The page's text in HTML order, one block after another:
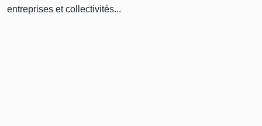
entreprises et collectivités...